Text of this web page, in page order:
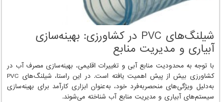
شیلنگ‌های PVC در کشاورزی: بهینه‌سازی
آبیاری و مدیریت منابع
با توجه به محدودیت منابع آبی و تغییرات اقلیمی، بهینه‌سازی مصرف آب در
کشاورزی بیش از پیش اهمیت یافته است. در این راستا، شیلنگ‌های PVC
به‌دلیل ویژگی‌های منحصربه‌فرد خود، به‌عنوان ابزاری کارآمد برای بهینه‌سازی
سیستم‌های آبیاری و مدیریت منابع آب شناخته می‌شوند.